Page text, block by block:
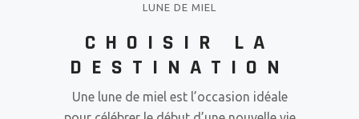
LUNE DE MIEL
CHOISIR LA
DESTINATION
Une lune de miel est l’occasion idéale